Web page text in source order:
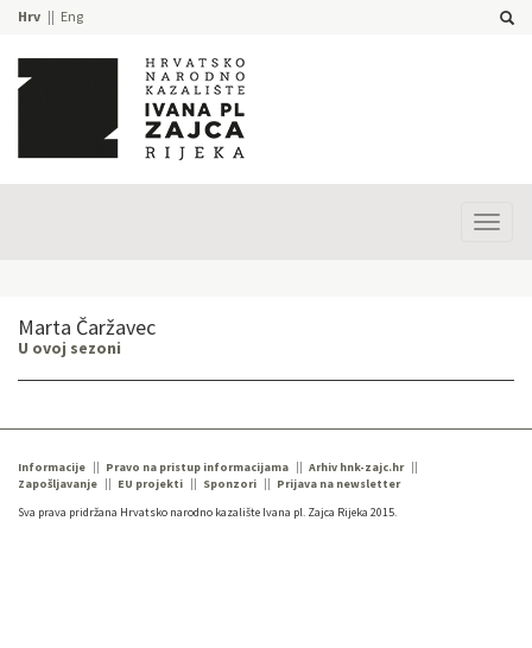
Hrv Eng
Marta Čaržavec
U ovoj sezoni
Informacije Pravo na pristup informacijama
Arhiv hnk-zajc.hr
Zapošljavanje
EU projekti Sponzori
Prijava na newsletter
Sva prava pridržana Hrvatsko narodno kazalište Ivana pl. Zajca Rijeka 2015.